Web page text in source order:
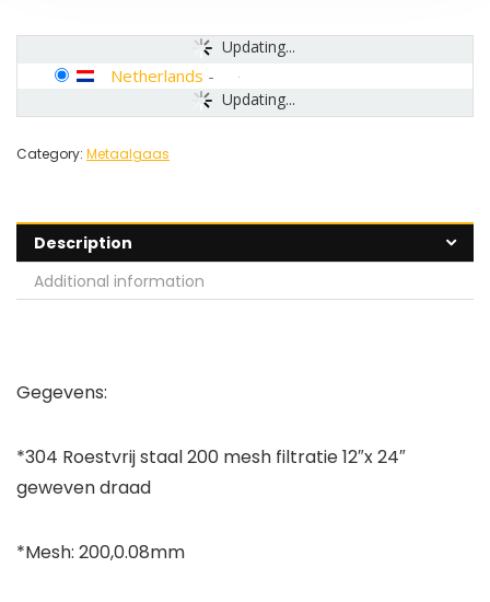
Updating...
Updating...
Netherlands -
Category: Metaalgaas
Description
Additional information
Gegevens:
*304 Roestvrij staal 200 mesh filtratie 12″x 24″
geweven draad
*Mesh: 200,0.08mm